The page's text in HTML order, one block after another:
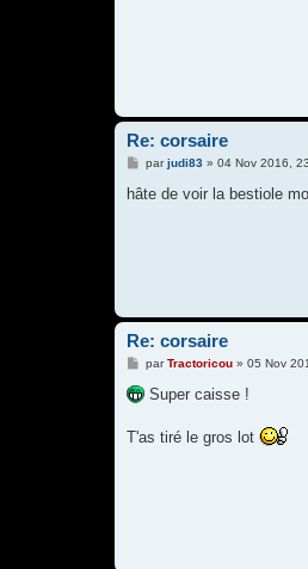
Re: corsaire
M
s
parjudi83» 04 Nov 2016,
hâte de voir la bestiole
Re: corsaire
M
s
s
g
parTractoricou» 05 Nov
Super caisse !
T'as tiré le gros lot